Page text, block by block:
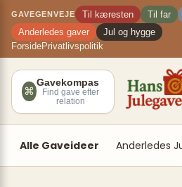
Spring
indhold
GAVEGENVEJE Til kæresten Til far
Anderledes gaver
Jul og hygge
ForsidePrivatlivspolitik
⌘
Gavekompas
Find gave efter
relation
Alle Gaveideer Anderledes